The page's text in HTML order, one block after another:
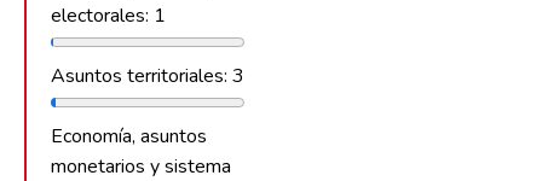
electorales: 1
Asuntos territoriales: 3
Economía, asuntos
monetarios y sistema